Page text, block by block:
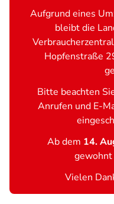
Aufgrund eines
bleibt die
Hopfenstraße
Bitte beachten
Anrufen und E-
Ab dem 14.
gewohnt
Vielen